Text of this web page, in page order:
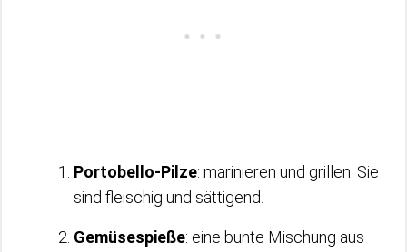
Portobello-Pilze: marinieren und grillen. Sie
sind fleischig und sättigend.
Gemüsespieße: eine bunte Mischung aus